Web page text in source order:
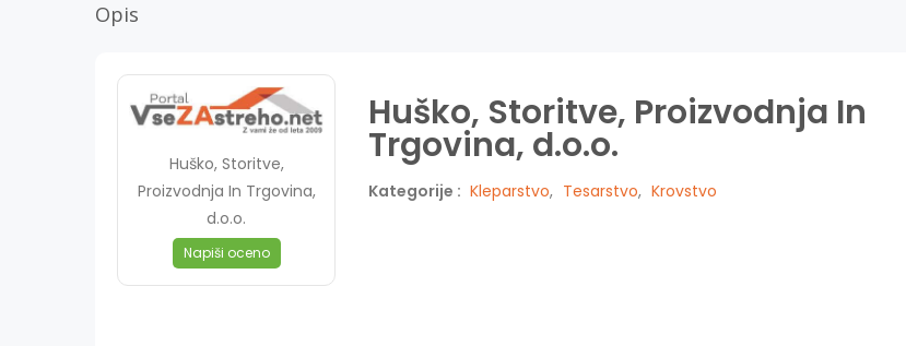
Opis
Huško, Storitve,
Proizvodnja In Trgovina,
d.o.o.
Napiši oceno
Huško, Storitve, Proizvodnja In
Trgovina, d.o.o.
Kategorije : Kleparstvo, Tesarstvo, Krovstvo